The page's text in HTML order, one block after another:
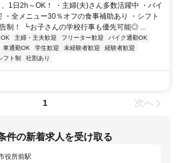
1日2h～OK！ ・主婦(夫)さん多数活躍中 ・バイ
・全メニュー30％オフの食事補助あり ・シフト
制！ ┗お子さんの学校行事も優先可能◎ ...
主婦・主夫歓迎 フリーター歓迎
バイク通勤OK
車通勤OK 学生歓迎 未経験者歓迎
経験者歓迎
フト制 社割あり
1 次へ
件の新着求人を受け取る
役所前駅